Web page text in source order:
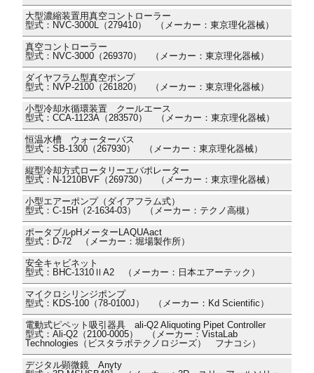
大型濃縮装置用真空コントローラー
型式：NVC-3000L（279410） （メーカー：東京理化器械）
真空コントローラー
型式：NVC-3000（269370） （メーカー：東京理化器械）
ダイヤフラム型真空ポンプ
型式：NVP-2100（261820） （メーカー：東京理化器械）
小型冷却水循環装置 クールエース
型式：CCA-1123A（283570） （メーカー：東京理化器械）
恒温水槽 ウォーターバス
型式：SB-1300（267930） （メーカー：東京理化器械）
縦型冷却方式ロータリーエバポレーター
型式：N-1210BVF（269730） （メーカー：東京理化器械）
小型エアーポンプ（ダイアフラム式）
型式：C-15H（2-1634-03） （メーカー：テクノ高槻）
ポータブルpHメーターLAQUAact
型式：D-72 （メーカー：堀場製作所）
安全キャビネット
型式：BHC-1310ⅡA2 （メーカー：日本エアーテック）
マイクロシリンジポンプ
型式：KDS-100（78-0100J） （メーカー：Kd Scientific）
電動式ピペット吸引器具 ali-Q2 Aliquoting Pipet Controller
型式：Ali-Q2（2100-0005） （メーカー：VistaLab
Technologies（ビスタラボテクノロジーズ） フナコシ）
デジタル顕微鏡 Anyty